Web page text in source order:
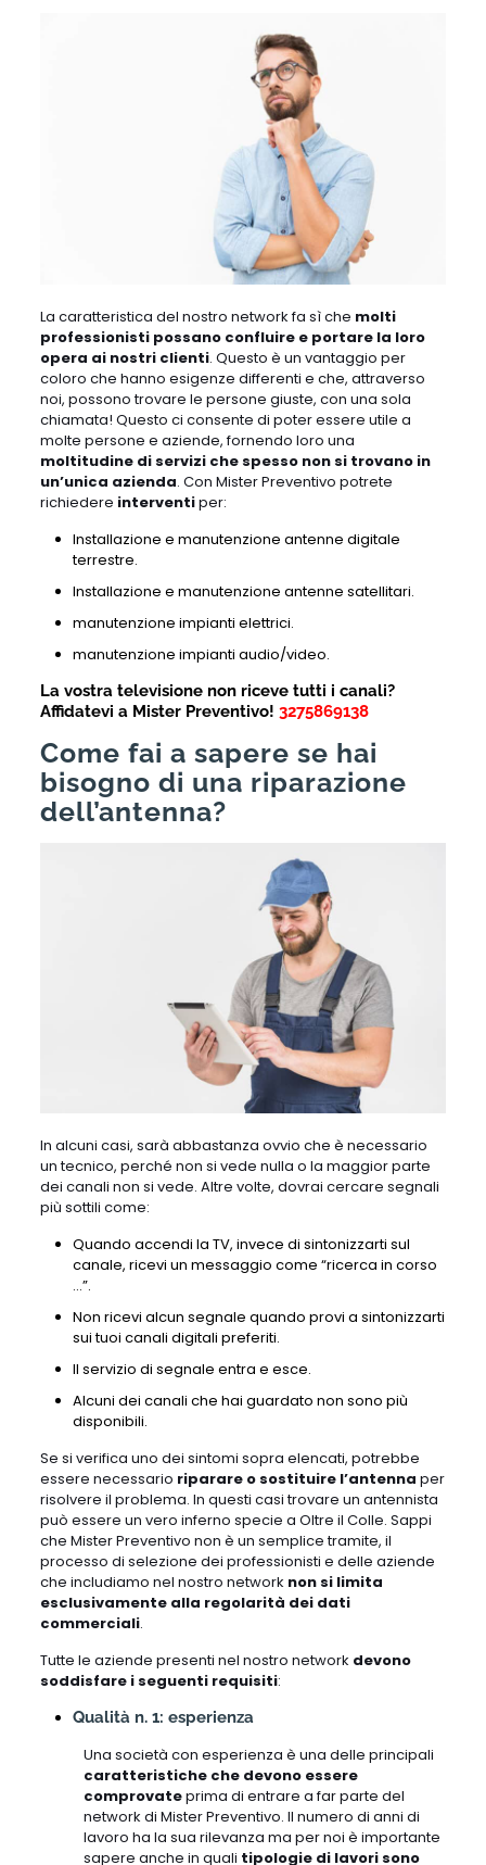
La caratteristica del nostro network fa sì che molti
professionisti possano confluire e portare la loro
opera ai nostri clienti. Questo è un vantaggio per
coloro che hanno esigenze differenti e che, attraverso
noi, possono trovare le persone giuste, con una sola
chiamata! Questo ci consente di poter essere utile a
molte persone e aziende, fornendo loro una
moltitudine di servizi che spesso non si trovano in
un’unica azienda. Con Mister Preventivo potrete
richiedere interventiper:
Installazione e manutenzione antenne digitale
terrestre.
Installazione e manutenzione antenne satellitari.
manutenzione impianti elettrici.
manutenzione impianti audio/video.
La vostra televisione non riceve tutti i canali?
Affidatevi a Mister Preventivo! 3275869138
Come fai a sapere se hai
bisogno di una riparazione
dell’antenna?
In alcuni casi, sarà abbastanza ovvio che è necessario
un tecnico, perché non si vede nulla o la maggior parte
dei canali non si vede. Altre volte, dovrai cercare segnali
più sottili come:
Quando accendi la TV, invece di sintonizzarti sul
canale, ricevi un messaggio come “ricerca in corso
…”.
Non ricevi alcun segnale quando provi a sintonizzarti
sui tuoi canali digitali preferiti.
Il servizio di segnale entra e esce.
Alcuni dei canali che hai guardato non sono più
disponibili.
Se si verifica uno dei sintomi sopra elencati, potrebbe
essere necessario riparare o sostituire l’antenna per
risolvere il problema. In questi casi trovare un antennista
può essere un vero inferno specie a Oltre il Colle. Sappi
che Mister Preventivo non è un semplice tramite, il
processo di selezione dei professionisti e delle aziende
che includiamo nel nostro network non si limita
esclusivamente alla regolarità dei dati
commerciali.
Tutte le aziende presenti nel nostro network devono
soddisfare i seguenti requisiti:
Qualità n. 1: esperienza
Una società con esperienza è una delle principali
caratteristiche che devono essere
comprovateprima di entrare a far parte del
network di Mister Preventivo. Il numero di anni di
lavoro ha la sua rilevanza ma per noi è importante
sapere anche in quali tipologie di lavori sono